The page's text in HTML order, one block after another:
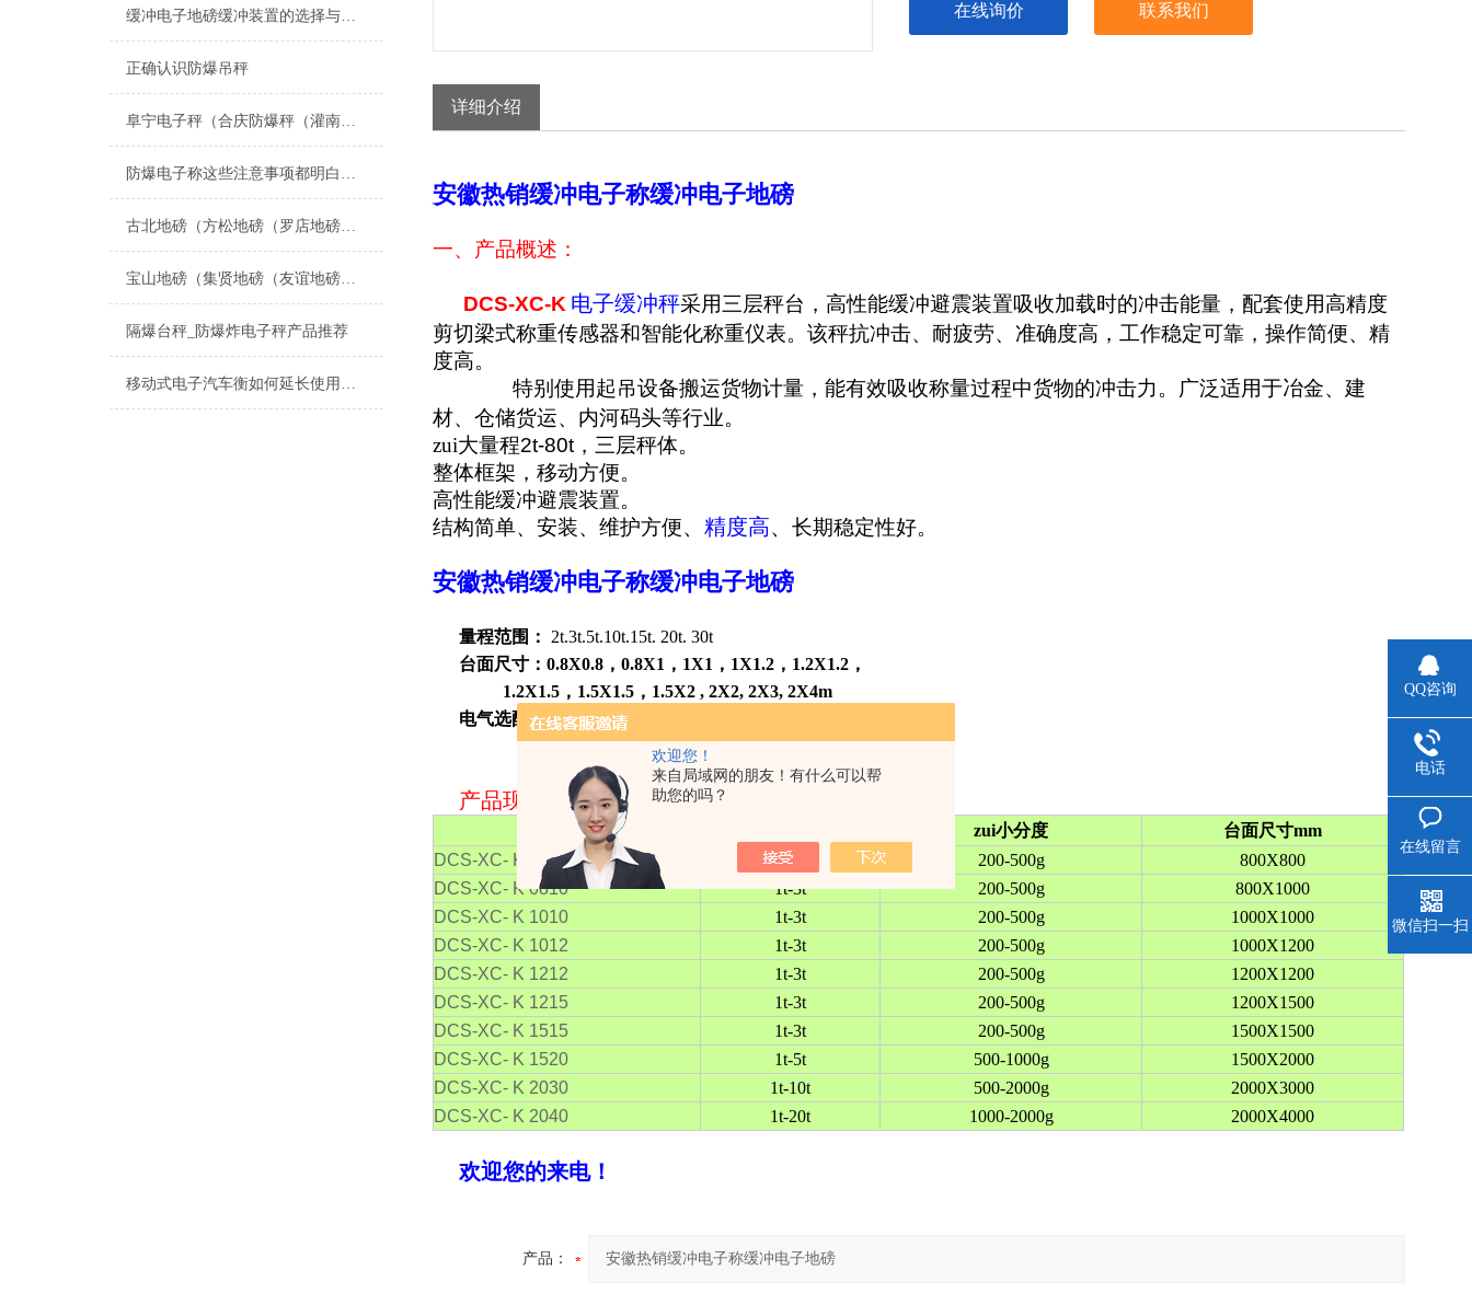
欢迎您！
来自局域网的朋友！有什么可以帮
助您的吗？
缓冲电子地磅缓冲装置的选择与应用
正确认识防爆吊秤
阜宁电子秤（合庆防爆秤（灌南称重模块）北蔡电子秤）射阳防爆秤维修
防爆电子称这些注意事项都明白了吗
古北地磅（方松地磅（罗店地磅）大场地磅）杨行地磅）月浦地磅维修
宝山地磅（集贤地磅（友谊地磅（宝清地磅）饶河地磅）双鸭山地磅维修
隔爆台秤_防爆炸电子秤产品推荐
移动式电子汽车衡如何延长使用寿命
在线询价 联系我们
详细介绍
安徽热销缓冲电子称缓冲电子地磅
一、产品概述：
DCS-XC-K 电子缓冲秤采用三层秤台，高性能缓冲避震装置吸收加载时的冲击能量，配套使用高精度
剪切梁式称重传感器和智能化称重仪表。该秤抗冲击、耐疲劳、准确度高，工作稳定可靠，操作简便、精
度高。
特别使用起吊设备搬运货物计量，能有效吸收称量过程中货物的冲击力。广泛适用于冶金、建
材、仓储货运、内河码头等行业。
zui大量程2t-80t ，三层秤体。
整体框架，移动方便。
高性能缓冲避震装置。
结构简单、安装、维护方便、 精度高、 长期稳定性好。
安徽热销缓冲电子称缓冲电子地磅
量程范围：
2t.3t.5t.10t.15t. 20t. 30t
台面尺寸： 0.8X0.8 ， 0.8X1 ， 1X1 ， 1X1.2 ， 1.2X1.2 ，
1.2X1.5 ， 1.5X1.5 ， 1.5X2 , 2X2, 2X3, 2X4m
电气选配：防爆套件,防爆等级（
产品现货尺寸规格表：
型号 zui小分度
台面尺寸mm
DCS-XC- K 0808
1t-3t 200-500g
800X800
DCS-XC- K 0810
1t-3t 200-500g
800X1000
DCS-XC- K 1010
1t-3t 200-500g
1000X1000
DCS-XC- K 1012
1t-3t 200-500g
1000X1200
DCS-XC- K 1212
1t-3t 200-500g
1200X1200
DCS-XC- K 1215
1t-3t 200-500g
1200X1500
DCS-XC- K 1515
1t-3t 200-500g
1500X1500
DCS-XC- K 1520
1t-5t 500-1000g
1500X2000
DCS-XC- K 2030
1t-10t 500-2000g
2000X3000
DCS-XC- K 2040
1t-20t 1000-2000g 2000X4000
欢迎您的来电！
产品：
QQ咨询
电话
在线留言
微信扫一扫